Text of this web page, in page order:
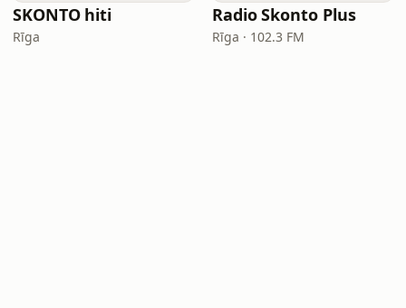
SKONTO hiti
Rīga
Radio Skonto Plus
Rīga · 102.3 FM